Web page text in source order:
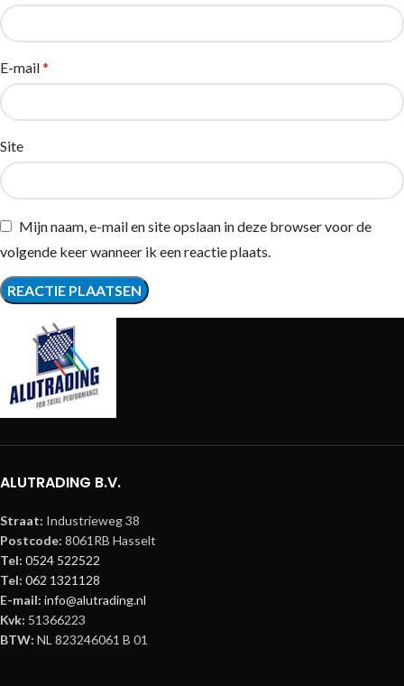
E-mail*
Site
Mijn naam, e-mail en site opslaan in deze browser voor de
volgende keer wanneer ik een reactie plaats.
ALUTRADING B.V.
Straat: Industrieweg 38
Postcode: 8061RB Hasselt
Tel: 0524 522522
Tel: 062 1321128
E-mail: info@alutrading.nl
Kvk: 51366223
BTW: NL 823246061 B 01